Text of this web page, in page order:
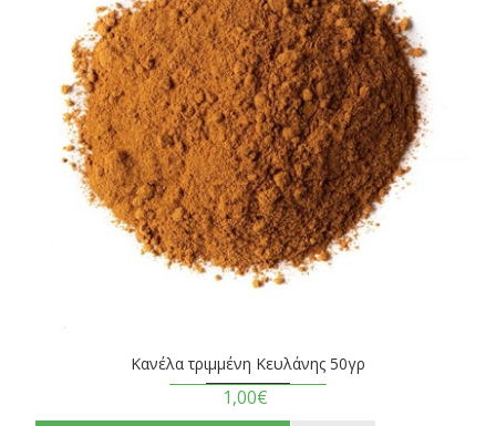
Κανέλα τριμμένη Κευλάνης 50γρ
1,00€